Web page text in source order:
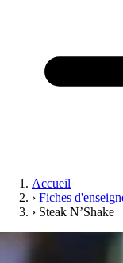
Accueil
› Fiches
› Steak N’Shake